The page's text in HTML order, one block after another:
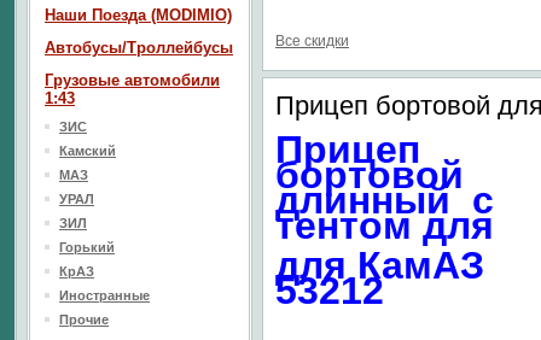
Все скидки
Прицеп бортовой
Прицеп
бортовой
длинный с
тентом для
для КамАЗ
53212
Наши Поезда (MODIMIO)
Автобусы/Троллейбусы
Грузовые автомобили
1:43
ЗИС
Камский
МАЗ
УРАЛ
ЗИЛ
Горький
КрАЗ
Иностранные
Прочие